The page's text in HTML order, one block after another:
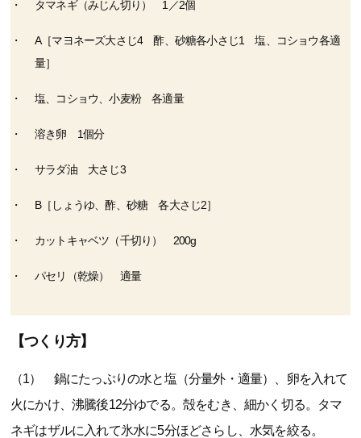
タマネギ（みじん切り） 1／2個
A［マヨネーズ大さじ4 酢、砂糖各小さじ1 塩、コショウ各適
量］
塩、コショウ、小麦粉 各適量
溶き卵 1個分
サラダ油 大さじ3
B［しょうゆ、酢、砂糖 各大さじ2］
カットキャベツ（千切り） 200g
パセリ（乾燥） 適量
【つくり方】
（1） 鍋にたっぷりの水と塩（分量外・適量）、卵を入れて
火にかけ、沸騰後12分ゆでる。殻をむき、細かく切る。タマ
ネギはザルに入れて氷水に5分ほどさらし、水気を絞る。